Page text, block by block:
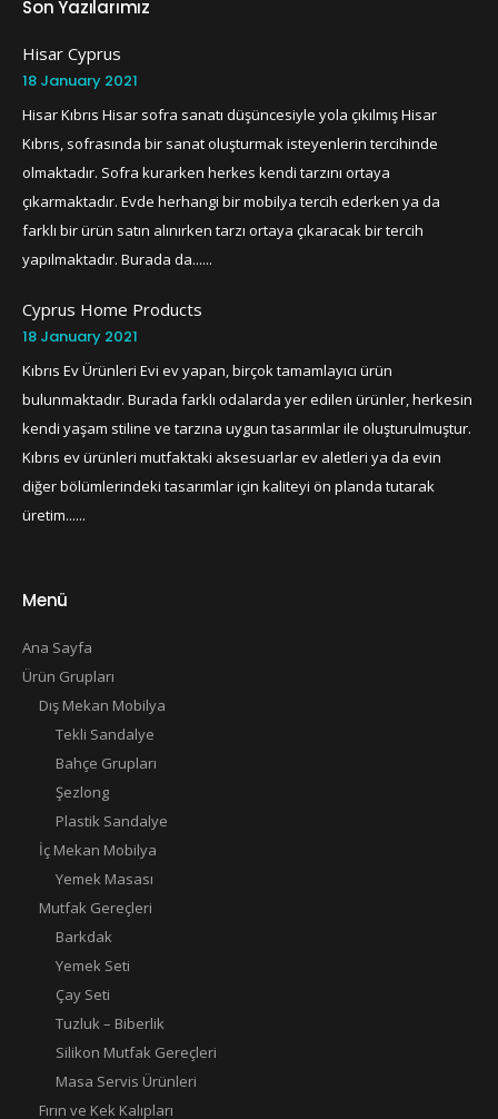
Son Yazılarımız
Hisar Cyprus
18 January 2021
Hisar Kıbrıs Hisar sofra sanatı düşüncesiyle yola çıkılmış Hisar
Kıbrıs, sofrasında bir sanat oluşturmak isteyenlerin tercihinde
olmaktadır. Sofra kurarken herkes kendi tarzını ortaya
çıkarmaktadır. Evde herhangi bir mobilya tercih ederken ya da
farklı bir ürün satın alınırken tarzı ortaya çıkaracak bir tercih
yapılmaktadır. Burada da......
Cyprus Home Products
18 January 2021
Kıbrıs Ev Ürünleri Evi ev yapan, birçok tamamlayıcı ürün
bulunmaktadır. Burada farklı odalarda yer edilen ürünler, herkesin
kendi yaşam stiline ve tarzına uygun tasarımlar ile oluşturulmuştur.
Kıbrıs ev ürünleri mutfaktaki aksesuarlar ev aletleri ya da evin
diğer bölümlerindeki tasarımlar için kaliteyi ön planda tutarak
üretim......
Menü
Ana Sayfa
Ürün Grupları
Dış Mekan Mobilya
Tekli Sandalye
Bahçe Grupları
Şezlong
Plastik Sandalye
İç Mekan Mobilya
Yemek Masası
Mutfak Gereçleri
Barkdak
Yemek Seti
Çay Seti
Tuzluk – Biberlik
Silikon Mutfak Gereçleri
Masa Servis Ürünleri
Fırın ve Kek Kalıpları